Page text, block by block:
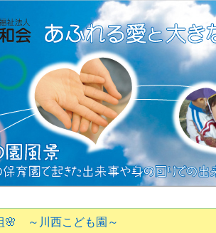
🌸 ～川西こども園～